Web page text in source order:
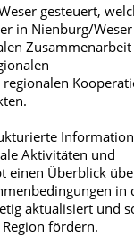
gesteuert,
in Nienburg/Weser
Aktivitäten und
einen Überblick
in
aktualisiert und
fördern.